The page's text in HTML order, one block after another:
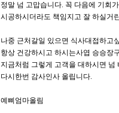
정말 넘 고맙습니다. 꼭 다음에 기회
시공하시더라도 책임지고 잘 하실거
나중 근처갈일 있으면 식사대접하고
항상 건강하시고 하시는사엽 승승장
지금처럼 그렇게 고객을 대하시면
다시한번 감사인사 올립니다.
예삐엄마올림